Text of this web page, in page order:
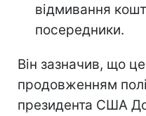
відмивання
посередники.
Він зазначив, що
продовженням
президента США